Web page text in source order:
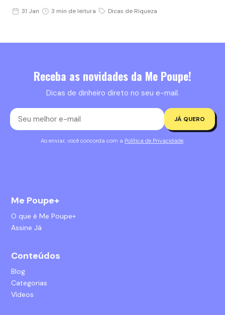
31 Jan 3 min de leitura Dicas de Riqueza
Receba as novidades da Me Poupe!
Dicas de dinheiro direto no seu e-mail.
JÁ QUERO
Ao enviar, você concorda com a Política de Privacidade
Me Poupe+
O que é Me Poupe+
Assine Já
Conteúdos
Blog
Categorias
Vídeos